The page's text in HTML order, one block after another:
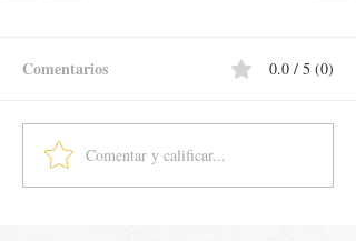
Comentarios 0.0 / 5 (0)
Comentar y calificar...